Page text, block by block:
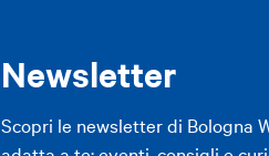
Newsletter
Scopri le newsletter di Bologna